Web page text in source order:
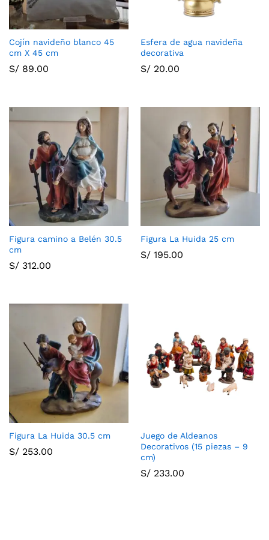
Cojín navideño blanco 45
cm X 45 cm
S/ 89.00
Esfera de agua navideña
decorativa
S/ 20.00
Figura camino a Belén 30.5
cm
S/ 312.00
Figura La Huida 25 cm
S/ 195.00
Figura La Huida 30.5 cm
S/ 253.00
Juego de Aldeanos
Decorativos (15 piezas – 9
cm)
S/ 233.00